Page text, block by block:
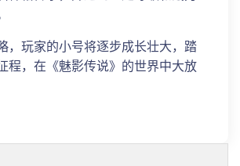
，玩家的小号将逐步成长壮大，踏
程，在《魅影传说》的世界中大放